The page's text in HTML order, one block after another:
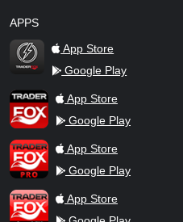
APPS
TraderFox Flash
App Store
Google Play
TraderFox AppApp Store
Google Play
TraderFox ProApp Store
Google Play
TraderFox dpa-AFX ProFeed
App Store